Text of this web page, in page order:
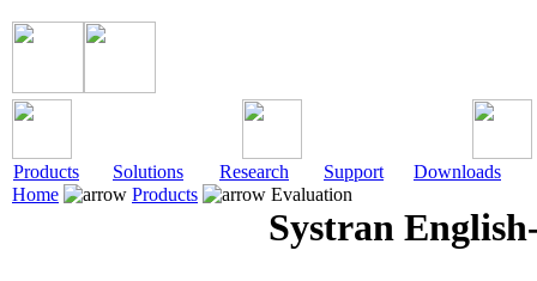
Products Solutions Research Support
Downloads
Home
Products Evaluation
Systran